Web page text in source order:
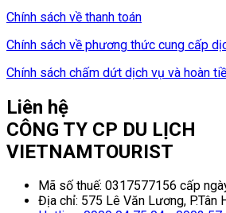
Chính sách về thanh toán
Chính sách về phương thức cung cấp
Chính sách chấm dứt dịch vụ và hoàn
Liên hệ
CÔNG TY CP DU LỊCH
VIETNAMTOURIST
Mã số thuế: 0317577156 cấp
Địa chỉ: 575 Lê Văn Lương, P.Tân